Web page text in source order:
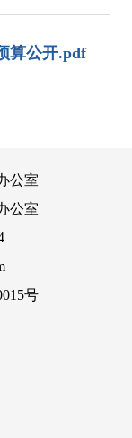
算公开.pdf
公室
公室
号